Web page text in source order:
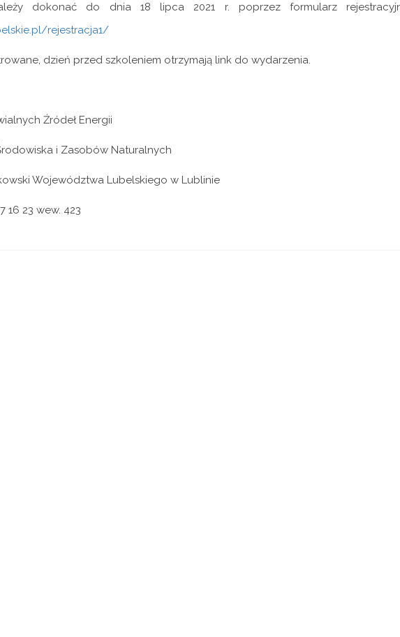
dokonać do dnia 18 lipca 2021 r. poprzez formularz
rejestracja1/
dzień przed szkoleniem otrzymają link do wydarzenia.
Źródeł Energii
i Zasobów Naturalnych
Województwa Lubelskiego w Lublinie
16 23 wew. 423